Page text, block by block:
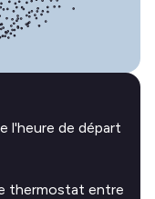
l'heure de départ
thermostat entre